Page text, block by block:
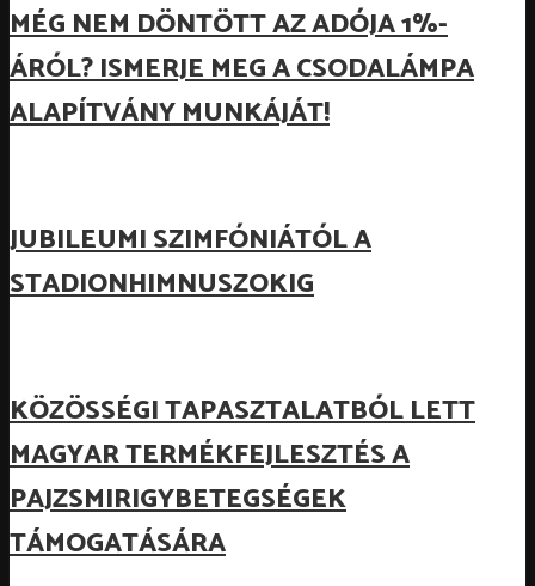
MÉG NEM DÖNTÖTT AZ ADÓJA 1%-
ÁRÓL? ISMERJE MEG A CSODALÁMPA
ALAPÍTVÁNY MUNKÁJÁT!
JUBILEUMI SZIMFÓNIÁTÓL A
STADIONHIMNUSZOKIG
KÖZÖSSÉGI TAPASZTALATBÓL LETT
MAGYAR TERMÉKFEJLESZTÉS A
PAJZSMIRIGYBETEGSÉGEK
TÁMOGATÁSÁRA